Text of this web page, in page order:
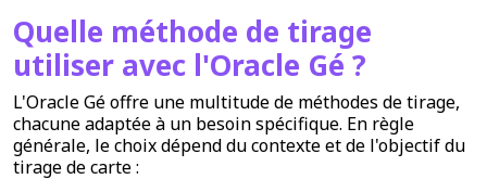
Quelle méthode de tirage
utiliser avec l'Oracle Gé ?
L'Oracle Gé offre une multitude de méthodes de tirage,
chacune adaptée à un besoin spécifique. En règle
générale, le choix dépend du contexte et de l'objectif du
tirage de carte :